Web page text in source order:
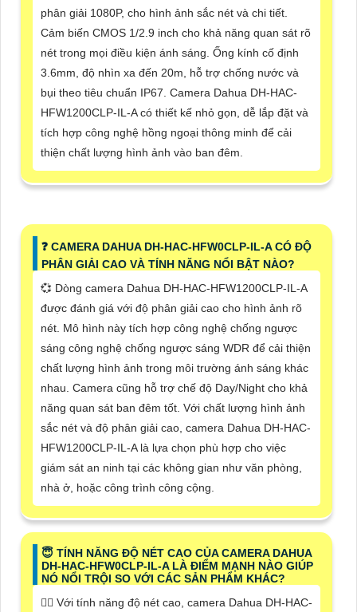
phân giải 1080P, cho hình ảnh sắc nét và chi tiết.
Cảm biến CMOS 1/2.9 inch cho khả năng quan sát rõ
nét trong mọi điều kiện ánh sáng. Ống kính cố định
3.6mm, độ nhìn xa đến 20m, hỗ trợ chống nước và
bụi theo tiêu chuẩn IP67. Camera Dahua DH-HAC-
HFW1200CLP-IL-A có thiết kế nhỏ gọn, dễ lắp đặt và
tích hợp công nghệ hồng ngoại thông minh để cải
thiện chất lượng hình ảnh vào ban đêm.
️❓ CAMERA DAHUA DH-HAC-HFW0CLP-IL-A CÓ ĐỘ
PHÂN GIẢI CAO VÀ TÍNH NĂNG NỔI BẬT NÀO?
💞 Dòng camera Dahua DH-HAC-HFW1200CLP-IL-A
được đánh giá với độ phân giải cao cho hình ảnh rõ
nét. Mô hình này tích hợp công nghệ chống ngược
sáng công nghệ chống ngược sáng WDR để cải thiện
chất lượng hình ảnh trong môi trường ánh sáng khác
nhau. Camera cũng hỗ trợ chế độ Day/Night cho khả
năng quan sát ban đêm tốt. Với chất lượng hình ảnh
sắc nét và độ phân giải cao, camera Dahua DH-HAC-
HFW1200CLP-IL-A là lựa chọn phù hợp cho việc
giám sát an ninh tại các không gian như văn phòng,
nhà ở, hoặc công trình công cộng.
😇 TÍNH NĂNG ĐỘ NÉT CAO CỦA CAMERA DAHUA
DH-HAC-HFW0CLP-IL-A LÀ ĐIỂM MẠNH NÀO GIÚP
NÓ NỔI TRỘI SO VỚI CÁC SẢN PHẨM KHÁC?
🙆‍♀️ Với tính năng độ nét cao, camera Dahua DH-HAC-